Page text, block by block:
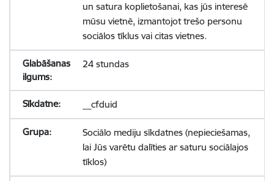
un satura koplietošanai, kas jūs interesē
mūsu vietnē, izmantojot trešo personu
sociālos tīklus vai citas vietnes.
24 stundas
__cfduid
Sociālo mediju sīkdatnes (nepieciešamas,
lai Jūs varētu dalīties ar saturu sociālajos
tīklos)